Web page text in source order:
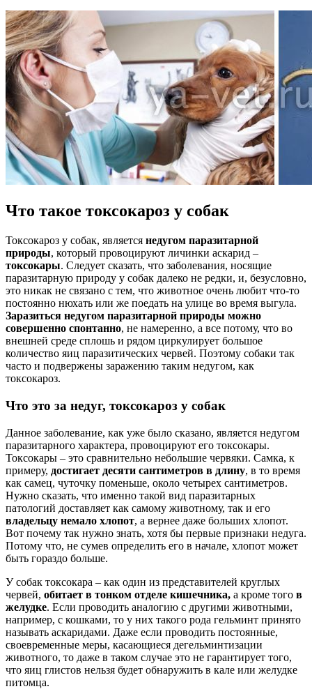
Что такое токсокароз у собак
Токсокароз у собак, является недугом паразитарной
природы, который провоцируют личинки аскарид –
токсокары. Следует сказать, что заболевания, носящие
паразитарную природу у собак далеко не редки, и, безусловно,
это никак не связано с тем, что животное очень любит что-то
постоянно нюхать или же поедать на улице во время выгула.
Заразиться недугом паразитарной природы можно
совершенно спонтанно, не намеренно, а все потому, что во
внешней среде сплошь и рядом циркулирует большое
количество яиц паразитических червей. Поэтому собаки так
часто и подвержены заражению таким недугом, как
токсокароз.
Что это за недуг, токсокароз у собак
Данное заболевание, как уже было сказано, является недугом
паразитарного характера, провоцируют его токсокары.
Токсокары – это сравнительно небольшие червяки. Самка, к
примеру, достигает десяти сантиметров в длину, в то время
как самец, чуточку поменьше, около четырех сантиметров.
Нужно сказать, что именно такой вид паразитарных
патологий доставляет как самому животному, так и его
владельцу немало хлопот, а вернее даже больших хлопот.
Вот почему так нужно знать, хотя бы первые признаки недуга.
Потому что, не сумев определить его в начале, хлопот может
быть гораздо больше.
У собак токсокара – как один из представителей круглых
червей, обитает в тонком отделе кишечника, а кроме того в
желудке. Если проводить аналогию с другими животными,
например, с кошками, то у них такого рода гельминт принято
называть аскаридами. Даже если проводить постоянные,
своевременные меры, касающиеся дегельминтизации
животного, то даже в таком случае это не гарантирует того,
что яиц глистов нельзя будет обнаружить в кале или желудке
питомца.